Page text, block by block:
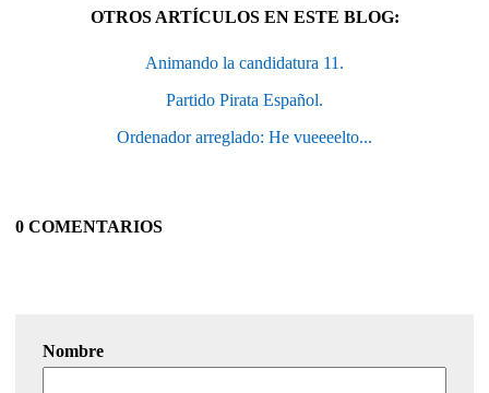
OTROS ARTÍCULOS EN ESTE BLOG:
Animando la candidatura 11.
Partido Pirata Español.
Ordenador arreglado: He vueeeelto...
0 COMENTARIOS
Nombre